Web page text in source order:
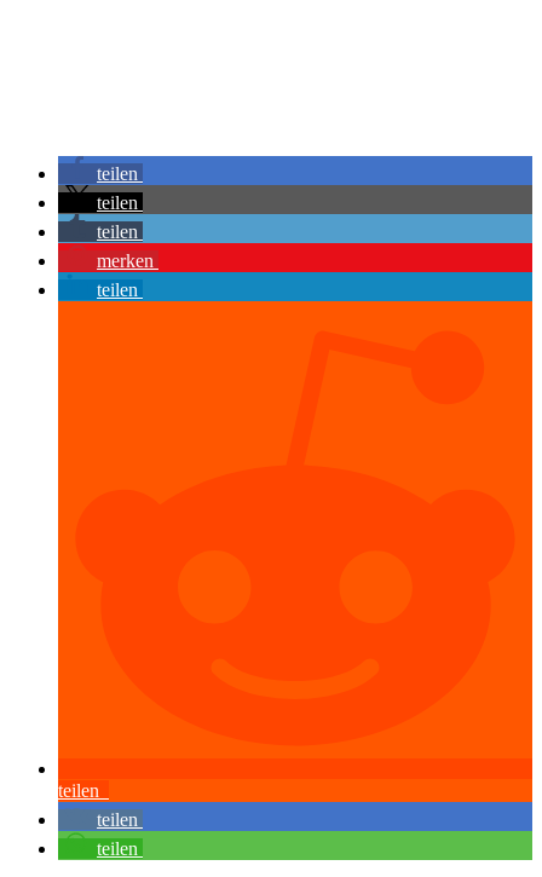
teilen
teilen
teilen
merken
teilen
teilen
teilen
teilen